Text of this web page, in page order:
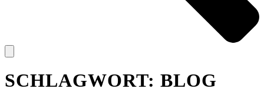
SCHLAGWORT: BLOG